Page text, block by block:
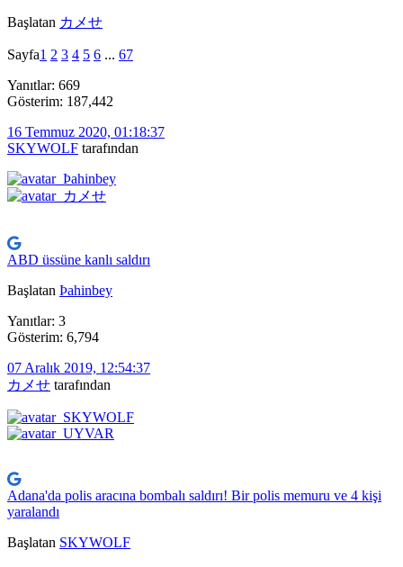
Başlatan カメせ
Sayfa1 2 3 4 5 6 ... 67
Yanıtlar: 669
Gösterim: 187,442
16 Temmuz 2020, 01:18:37
SKYWOLF tarafından
ABD üssüne kanlı saldırı
Başlatan Þahinbey
Yanıtlar: 3
Gösterim: 6,794
07 Aralık 2019, 12:54:37
カメせ tarafından
Adana'da polis aracına bombalı saldırı! Bir polis memuru ve 4 kişi
yaralandı
Başlatan SKYWOLF